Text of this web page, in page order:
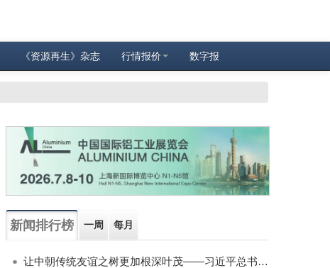
《资源再生》杂志 行情报价 数字报
新闻排行榜 一周 每月
让中朝传统友谊之树更加根深叶茂——习近平总书记对朝鲜进行国事访问纪实